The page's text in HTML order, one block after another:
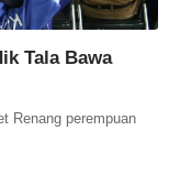
Tala Bawa
Renang perempuan